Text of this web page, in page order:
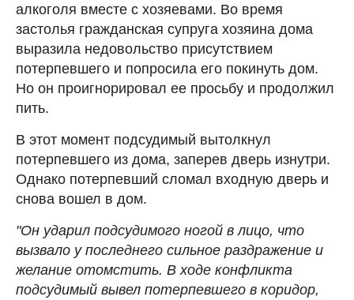
алкоголя вместе с хозяевами. Во время
застолья гражданская супруга хозяина дома
выразила недовольство присутствием
потерпевшего и попросила его покинуть дом.
Но он проигнорировал ее просьбу и продолжил
пить.
В этот момент подсудимый вытолкнул
потерпевшего из дома, заперев дверь изнутри.
Однако потерпевший сломал входную дверь и
снова вошел в дом.
"Он ударил подсудимого ногой в лицо, что
вызвало у последнего сильное раздражение и
желание отомстить. В ходе конфликта
подсудимый вывел потерпевшего в коридор,